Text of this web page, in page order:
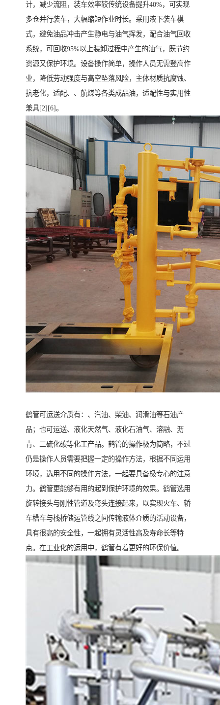
计，减少流阻，装车效率较传统设备提升40%，可实现
多仓并行装车，大幅缩短作业时长。采用液下装车模
式，避免油品冲击产生静电与油气挥发，配合油气回收
系统，可回收95%以上装卸过程中产生的油气，既节约
资源又保护环境。设备操作简单，操作人员无需登高作
业，降低劳动强度与高空坠落风险，主体材质抗腐蚀、
抗老化，适配、、航煤等各类成品油，适配性与实用性
兼具[2][6]。
鹤管可运送介质有：、汽油、柴油、润滑油等石油产
品；也可运送、液化天然气、液化石油气、溶融、沥
青、二硫化碳等化工产品。鹤管的操作极为简略，不过
仍是操作人员需要把握一定的操作方法，根据不同运用
环境，选用不同的操作方法，一起要具备极专心的注意
力。鹤管更能够有用的起到保护环境的效果。鹤管选用
旋转接头与刚性管道及弯头连接起来，以实现火车、轿
车槽车与栈桥储运管线之间传输液体介质的活动设备，
具有很高的安全性，一起拥有灵活性高及寿命长等特
点。在工业化的运用中，鹤管有着更好的环保价值。